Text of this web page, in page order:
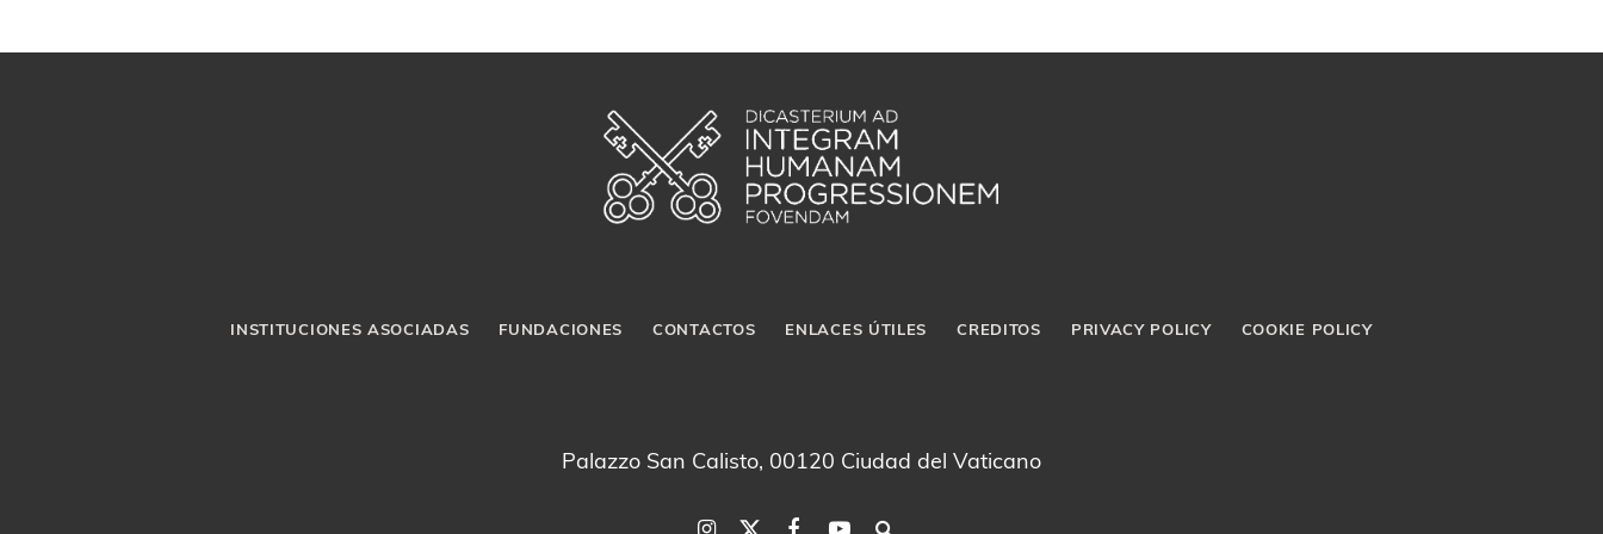
INSTITUCIONES ASOCIADAS FUNDACIONES CONTACTOS ENLACES ÚTILES CREDITOS PRIVACY POLICY COOKIE POLICY
Palazzo San Calisto, 00120 Ciudad del Vaticano